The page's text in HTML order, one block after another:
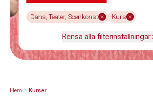
Dans, Teater, Scenkonst Kurs
Rensa alla filterinställningar
Hem Kurser